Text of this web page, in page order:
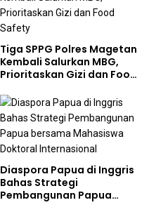
Tiga SPPG Polres Magetan
Kembali Salurkan MBG,
Prioritaskan Gizi dan Food
Diaspora Papua di Inggris
Bahas Strategi
Pembangunan Papua